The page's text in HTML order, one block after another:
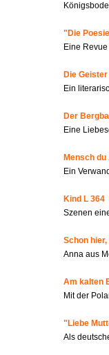
"Die
Eine
Die
Ein
Der
Eine
Mensch du
Ein
Kind L 364
Szenen
Schon
Anna aus
Am kalten
Mit der
"Liebe
Als